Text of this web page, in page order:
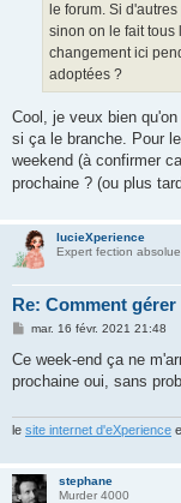
le forum. Si
sinon on le fait tous
changement ici
adoptées ?
Cool, je veux bien
si ça le branche. Pour
weekend (à confirmer
prochaine ? (ou plus
lucieXperience
Expert fection absolue
Re: Comment
M
s
a
mar. 16 févr. 2021 21:48
Ce week-end ça ne
prochaine oui, sans
le site internet d'eXperience
stephane
Murder 4000